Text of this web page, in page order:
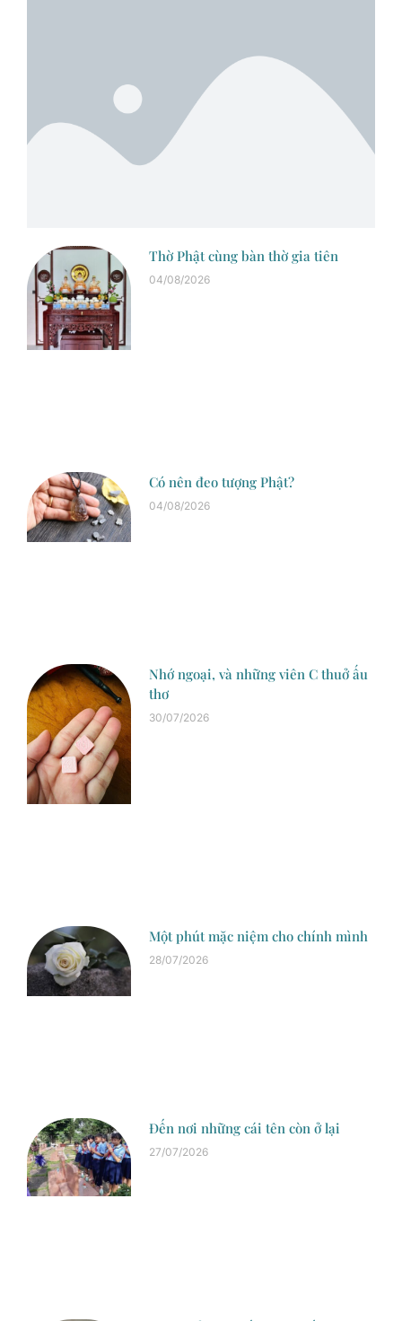
Thờ Phật cùng bàn thờ gia tiên
04/08/2026
Có nên đeo tượng Phật?
04/08/2026
Nhớ ngoại, và những viên C thuở ấu
thơ
30/07/2026
Một phút mặc niệm cho chính mình
28/07/2026
Đến nơi những cái tên còn ở lại
27/07/2026